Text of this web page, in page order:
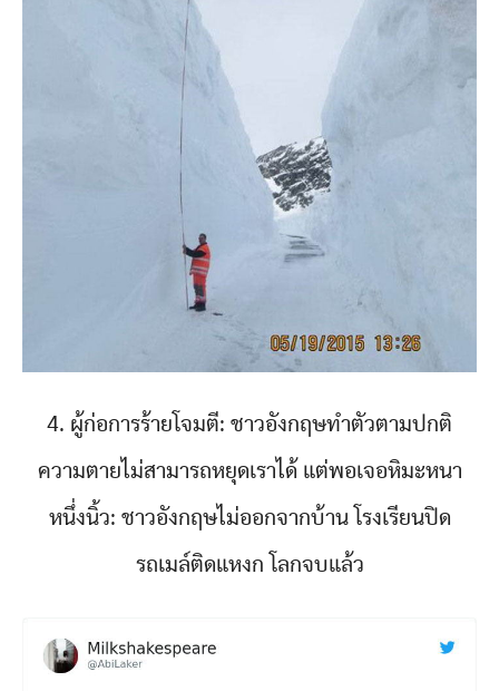
4. ผู้ก่อการร้ายโจมตี: ชาวอังกฤษทำตัวตามปกติ
ความตายไม่สามารถหยุดเราได้ แต่พอเจอหิมะหนา
หนึ่งนิ้ว: ชาวอังกฤษไม่ออกจากบ้าน โรงเรียนปิด
รถเมล์ติดแหงก โลกจบแล้ว